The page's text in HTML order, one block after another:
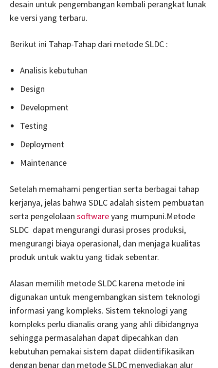
desain untuk pengembangan kembali perangkat lunak
ke versi yang terbaru.
Berikut ini Tahap-Tahap dari metode SLDC :
Analisis kebutuhan
Design
Development
Testing
Deployment
Maintenance
Setelah memahami pengertian serta berbagai tahap
kerjanya, jelas bahwa SDLC adalah sistem pembuatan
serta pengelolaan softwareyang mumpuni.Metode
SLDC dapat mengurangi durasi proses produksi,
mengurangi biaya operasional, dan menjaga kualitas
produk untuk waktu yang tidak sebentar.
Alasan memilih metode SLDC karena metode ini
digunakan untuk mengembangkan sistem teknologi
informasi yang kompleks. Sistem teknologi yang
kompleks perlu dianalis orang yang ahli dibidangnya
sehingga permasalahan dapat dipecahkan dan
kebutuhan pemakai sistem dapat diidentifikasikan
dengan benar dan metode SLDC menyediakan alur